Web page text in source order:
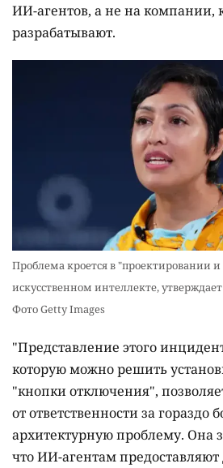
ИИ-агентов, а не на компании,
разрабатывают.
Проблема кроется в "проектировании
искусственном интеллекте,
Фото Getty Images
"Представление этого
которую можно решить
"кнопки отключения",
от ответственности за гораздо
архитектурную проблему. Она
что ИИ-агентам предоставляют